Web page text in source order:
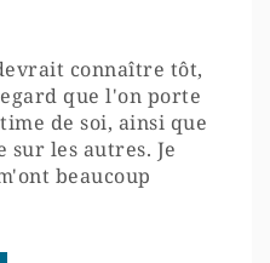
connaître tôt,
que l'on porte
de soi, ainsi que
les autres. Je
beaucoup